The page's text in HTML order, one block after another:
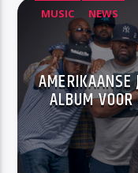
MUSIC NEWS
AMERIKAANSE
ALBUM